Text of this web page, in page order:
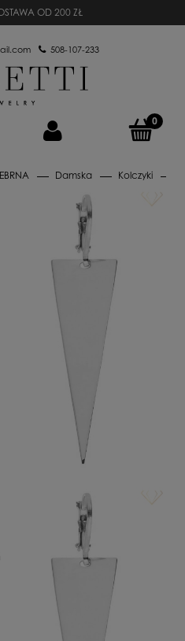
OD 200 ZŁ
508-107-233
Damska Kolczyki